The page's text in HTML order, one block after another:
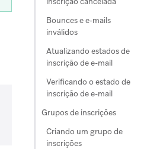
Bounces e e-mails
inválidos
Atualizando estados de
inscrição de e-mail
Verificando o estado de
inscrição de e-mail
Grupos de inscrições
Criando um grupo de
inscrições